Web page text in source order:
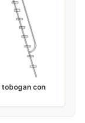
con